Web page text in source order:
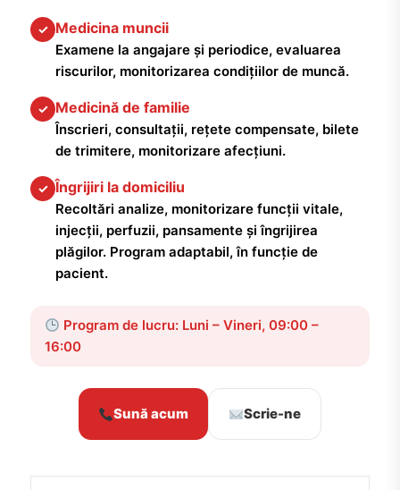
✓ Medicina muncii
Examene la angajare și periodice, evaluarea
riscurilor, monitorizarea condițiilor de muncă.
✓ Medicină de familie
Înscrieri, consultații, rețete compensate, bilete
de trimitere, monitorizare afecțiuni.
✓ Îngrijiri la domiciliu
Recoltări analize, monitorizare funcții vitale,
injecții, perfuzii, pansamente și îngrijirea
plăgilor. Program adaptabil, în funcție de
pacient.
Program de lucru: Luni – Vineri, 09:00 –
16:00
Sună acum Scrie-ne